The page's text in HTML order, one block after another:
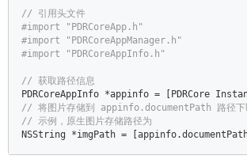
// 引用头文件
#import
"PDRCoreApp.h"
#import
"PDRCoreAppManager.h"
#import
"PDRCoreAppInfo.h"
// 获取路径信息
// 将图片存储到 appinfo.documentPath 路径下
// 示例，原生图片存储路径为
NSString *imgPath =